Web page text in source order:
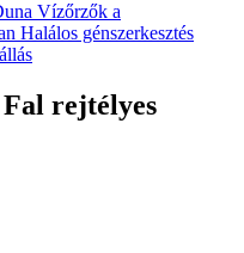
Vízőrzők a
Halálos génszerkesztés
rejtélyes